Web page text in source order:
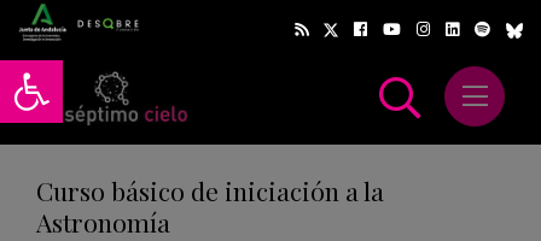
Abrir barra de herramientas
Abrir
Curso básico de iniciación a la
Astronomía